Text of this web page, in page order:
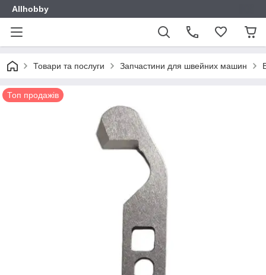
Allhobby
Товари та послуги Запчастини для швейних машин
Топ продажів